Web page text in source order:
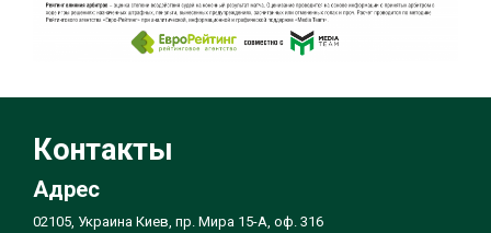
Контакты
Адрес
02105, Украина Киев, пр. Мира 15-А, оф. 316